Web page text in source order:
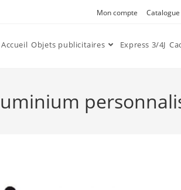
Mon compte
Accueil Objets publicitaires Express 3/4J